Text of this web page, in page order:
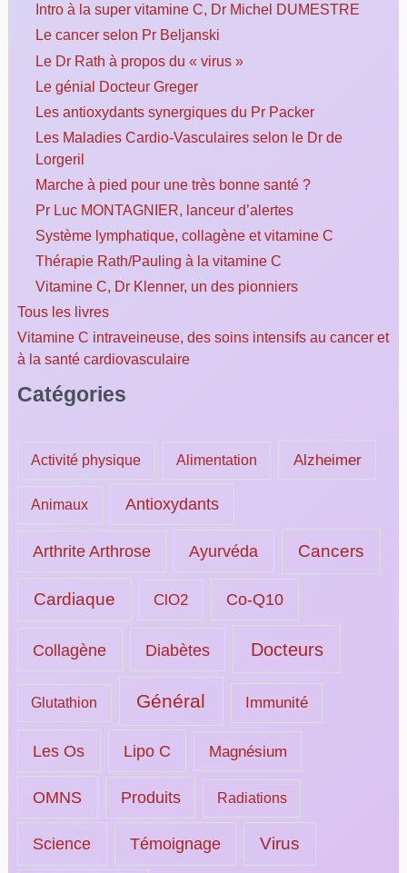
Intro à la super vitamine C, Dr Michel DUMESTRE
Le cancer selon Pr Beljanski
Le Dr Rath à propos du « virus »
Le génial Docteur Greger
Les antioxydants synergiques du Pr Packer
Les Maladies Cardio-Vasculaires selon le Dr de
Lorgeril
Marche à pied pour une très bonne santé ?
Pr Luc MONTAGNIER, lanceur d’alertes
Système lymphatique, collagène et vitamine C
Thérapie Rath/Pauling à la vitamine C
Vitamine C, Dr Klenner, un des pionniers
Tous les livres
Vitamine C intraveineuse, des soins intensifs au cancer et
à la santé cardiovasculaire
Catégories
Activité physique Alimentation Alzheimer
Animaux Antioxydants
Arthrite Arthrose Ayurvéda Cancers
Cardiaque ClO2 Co-Q10
Collagène Diabètes Docteurs
Glutathion Général Immunité
Les Os Lipo C Magnésium
OMNS Produits Radiations
Science Témoignage Virus